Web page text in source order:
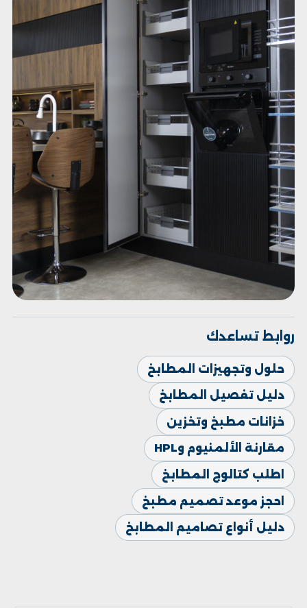
روابط تساعدك
حلول وتجهيزات المطابخ
دليل تفصيل المطابخ
خزانات مطبخ وتخزين
مقارنة الألمنيوم وHPL
اطلب كتالوج المطابخ
احجز موعد تصميم مطبخ
دليل أنواع تصاميم المطابخ